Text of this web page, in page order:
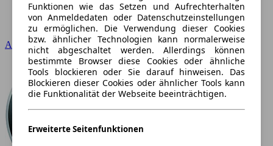
Audi
Funktionen wie das Setzen und Aufrechterhalten
von Anmeldedaten oder Datenschutzeinstellungen
zu ermöglichen. Die Verwendung dieser Cookies
bzw. ähnlicher Technologien kann normalerweise
nicht abgeschaltet werden. Allerdings können
bestimmte Browser diese Cookies oder ähnliche
Tools blockieren oder Sie darauf hinweisen. Das
Blockieren dieser Cookies oder ähnlicher Tools kann
die Funktionalität der Webseite beeinträchtigen.
Erweiterte Seitenfunktionen